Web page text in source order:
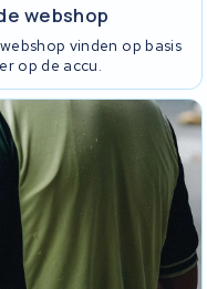
webshop
vinden op basis
op de accu.